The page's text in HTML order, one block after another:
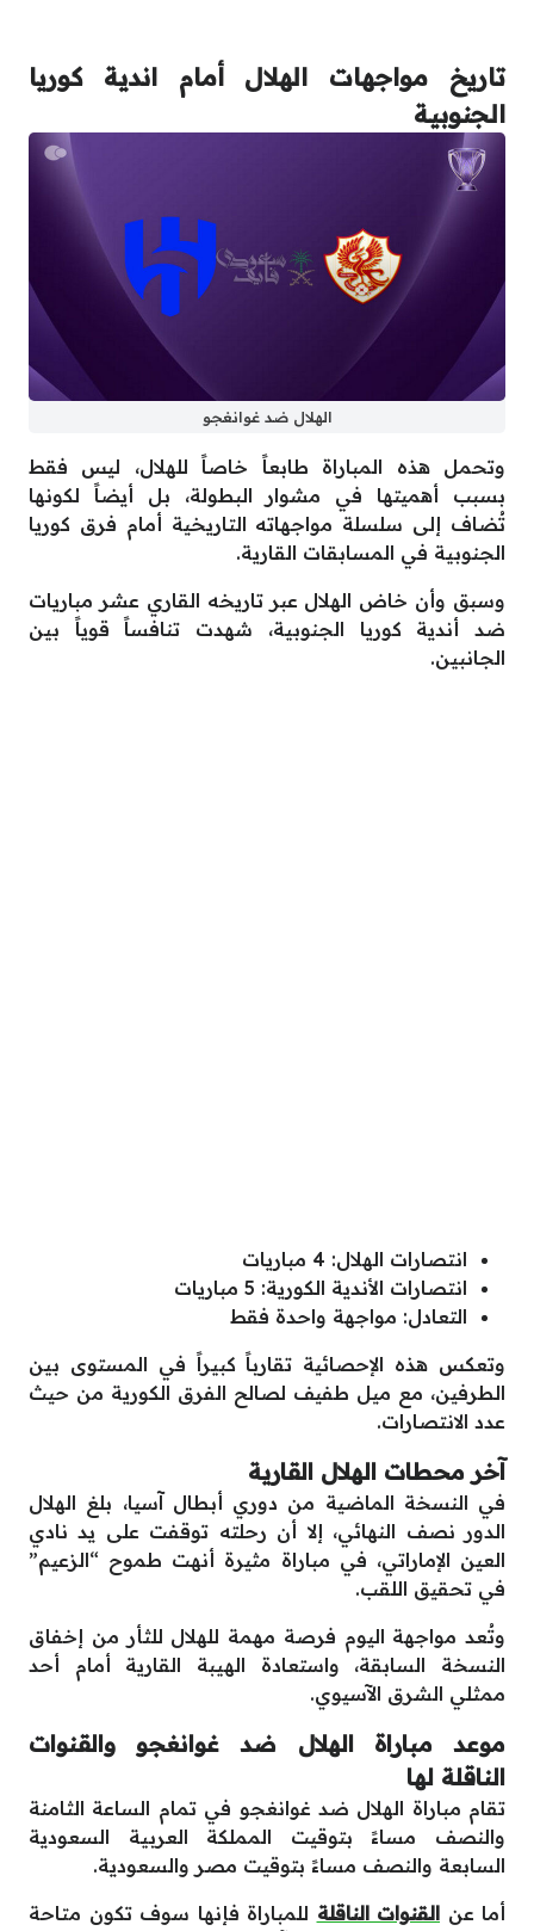
تاريخ مواجهات الهلال أمام اندية كوريا
الجنوبية
الهلال ضد غوانغجو
وتحمل هذه المباراة طابعاً خاصاً للهلال، ليس فقط
بسبب أهميتها في مشوار البطولة، بل أيضاً لكونها
تُضاف إلى سلسلة مواجهاته التاريخية أمام فرق كوريا
الجنوبية في المسابقات القارية.
وسبق وأن خاض الهلال عبر تاريخه القاري عشر مباريات
ضد أندية كوريا الجنوبية، شهدت تنافساً قوياً بين
الجانبين.
انتصارات الهلال: 4 مباريات
انتصارات الأندية الكورية: 5 مباريات
التعادل: مواجهة واحدة فقط
وتعكس هذه الإحصائية تقارباً كبيراً في المستوى بين
الطرفين، مع ميل طفيف لصالح الفرق الكورية من حيث
عدد الانتصارات.
آخر محطات الهلال القارية
في النسخة الماضية من دوري أبطال آسيا، بلغ الهلال
الدور نصف النهائي، إلا أن رحلته توقفت على يد نادي
العين الإماراتي، في مباراة مثيرة أنهت طموح “الزعيم”
في تحقيق اللقب.
وتُعد مواجهة اليوم فرصة مهمة للهلال للثأر من إخفاق
النسخة السابقة، واستعادة الهيبة القارية أمام أحد
ممثلي الشرق الآسيوي.
موعد مباراة الهلال ضد غوانغجو والقنوات
الناقلة لها
تقام مباراة الهلال ضد غوانغجو في تمام الساعة الثامنة
والنصف مساءً بتوقيت المملكة العربية السعودية
السابعة والنصف مساءً بتوقيت مصر والسعودية.
أما عن القنوات الناقلة للمباراة فإنها سوف تكون متاحة